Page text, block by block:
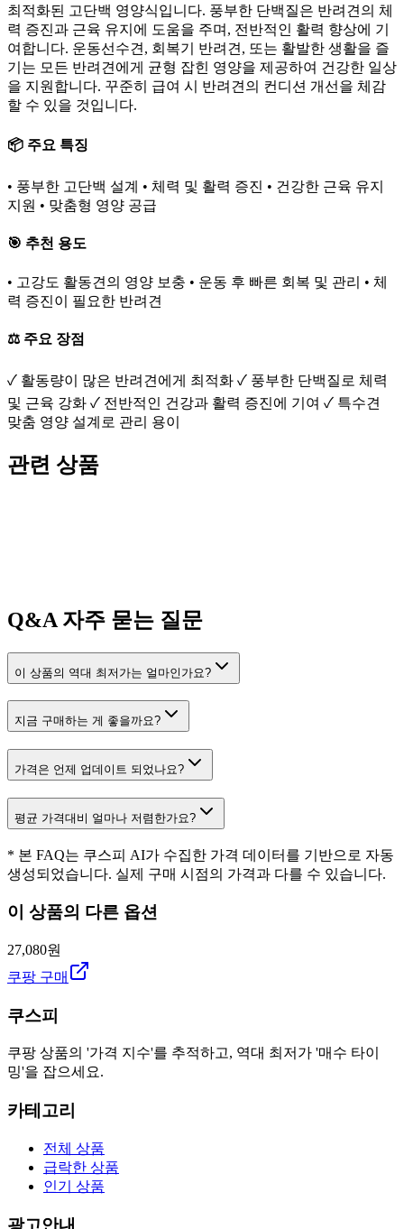
최적화된 고단백 영양식입니다. 풍부한 단백질은 반려견의 체
력 증진과 근육 유지에 도움을 주며, 전반적인 활력 향상에 기
여합니다. 운동선수견, 회복기 반려견, 또는 활발한 생활을 즐
기는 모든 반려견에게 균형 잡힌 영양을 제공하여 건강한 일상
을 지원합니다. 꾸준히 급여 시 반려견의 컨디션 개선을 체감
할 수 있을 것입니다.
📦 주요 특징
• 풍부한 고단백 설계 • 체력 및 활력 증진 • 건강한 근육 유지
지원 • 맞춤형 영양 공급
🎯 추천 용도
• 고강도 활동견의 영양 보충 • 운동 후 빠른 회복 및 관리 • 체
력 증진이 필요한 반려견
⚖️ 주요 장점
✓ 활동량이 많은 반려견에게 최적화 ✓ 풍부한 단백질로 체력
및 근육 강화 ✓ 전반적인 건강과 활력 증진에 기여 ✓ 특수견
맞춤 영양 설계로 관리 용이
관련 상품
Q&A 자주 묻는 질문
이 상품의 역대 최저가는 얼마인가요?
지금 구매하는 게 좋을까요?
가격은 언제 업데이트 되었나요?
평균 가격대비 얼마나 저렴한가요?
* 본 FAQ는 쿠스피 AI가 수집한 가격 데이터를 기반으로 자동
생성되었습니다. 실제 구매 시점의 가격과 다를 수 있습니다.
이 상품의 다른 옵션
27,080원
쿠팡 구매
쿠스피
쿠팡 상품의 '가격 지수'를 추적하고, 역대 최저가 '매수 타이
밍'을 잡으세요.
카테고리
전체 상품
급락한 상품
인기 상품
광고안내